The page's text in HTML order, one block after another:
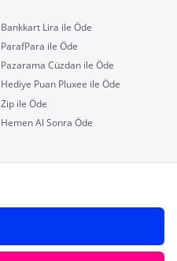
Bankkart Lira ile Öde
ParafPara ile Öde
Pazarama Cüzdan ile Öde
Hediye Puan Pluxee ile Öde
Zip ile Öde
Hemen Al Sonra Öde